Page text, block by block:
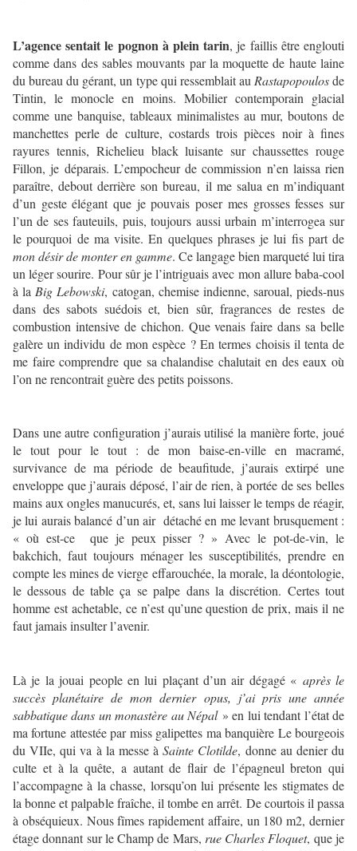
L’agence sentait le pognon à plein tarin, je faillis être englouti
comme dans des sables mouvants par la moquette de haute laine
du bureau du gérant, un type qui ressemblait au Rastapopoulosde
Tintin, le monocle en moins. Mobilier contemporain glacial
comme une banquise, tableaux minimalistes au mur, boutons de
manchettes perle de culture, costards trois pièces noir à fines
rayures tennis, Richelieu black luisante sur chaussettes rouge
Fillon, je déparais. L’empocheur de commission n’en laissa rien
paraître, debout derrière son bureau, il me salua en m’indiquant
d’un geste élégant que je pouvais poser mes grosses fesses sur
l’un de ses fauteuils, puis, toujours aussi urbain m’interrogea sur
le pourquoi de ma visite. En quelques phrases je lui fis part de
mon désir de monter en gamme. Ce langage bien marqueté lui tira
un léger sourire. Pour sûr je l’intriguais avec mon allure baba-cool
à la Big Lebowski, catogan, chemise indienne, saroual, pieds-nus
dans des sabots suédois et, bien sûr, fragrances de restes de
combustion intensive de chichon. Que venais faire dans sa belle
galère un individu de mon espèce ? En termes choisis il tenta de
me faire comprendre que sa chalandise chalutait en des eaux où
l’on ne rencontrait guère des petits poissons.
Dans une autre configuration j’aurais utilisé la manière forte, joué
le tout pour le tout : de mon baise-en-ville en macramé,
survivance de ma période de beaufitude, j’aurais extirpé une
enveloppe que j’aurais déposé, l’air de rien, à portée de ses belles
mains aux ongles manucurés, et, sans lui laisser le temps de réagir,
je lui aurais balancé d’un air détaché en me levant brusquement :
« où est-ce que je peux pisser ? » Avec le pot-de-vin, le
bakchich, faut toujours ménager les susceptibilités, prendre en
compte les mines de vierge effarouchée, la morale, la déontologie,
le dessous de table ça se palpe dans la discrétion. Certes tout
homme est achetable, ce n’est qu’une question de prix, mais il ne
faut jamais insulter l’avenir.
Là je la jouai people en lui plaçant d’un air dégagé « après le
succès planétaire de mon dernier opus, j’ai pris une année
sabbatique dans un monastère au Népal» en lui tendant l’état de
ma fortune attestée par miss galipettes ma banquière Le bourgeois
du VIIe, qui va à la messe àSainte Clotilde, donne au denier du
culte et à la quête, a autant de flair de l’épagneul breton qui
l’accompagne à la chasse, lorsqu’on lui présente les stigmates de
la bonne et palpable fraîche, il tombe en arrêt. De courtois il passa
à obséquieux. Nous fîmes rapidement affaire, un 180 m2, dernier
étage donnant sur le Champ de Mars, rue Charles Floquet, que je